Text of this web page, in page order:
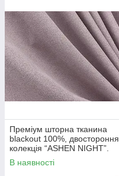
Преміум шторна тканина
blackout 100%, двостороння,
колекція “ASHEN NIGHT”.
Колір пудровий. Код 1843ш
В наявності